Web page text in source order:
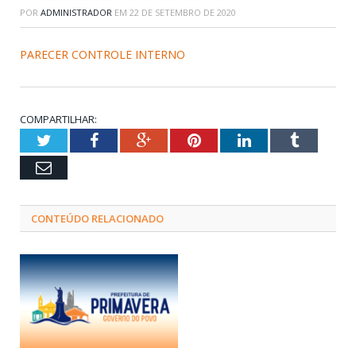
POR ADMINISTRADOR EM 22 DE SETEMBRO DE 2020
PARECER CONTROLE INTERNO
COMPARTILHAR:
TwitterFacebookGoogle+PinterestLinkedInTumblr
Email
CONTEÚDO RELACIONADO